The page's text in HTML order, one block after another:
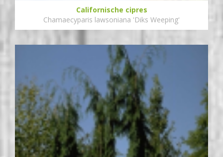
Californische cipres
Chamaecyparis lawsoniana 'Diks Weeping'